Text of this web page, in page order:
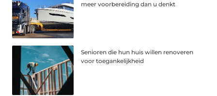
meer voorbereiding dan u denkt
Senioren die hun huis willen renoveren
voor toegankelijkheid